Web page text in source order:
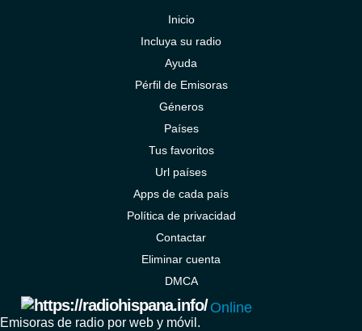
Inicio
Incluya su radio
Ayuda
Pérfil de Emisoras
Géneros
Países
Tus favoritos
Url países
Apps de cada país
Política de privacidad
Contactar
Eliminar cuenta
DMCA
Online
Emisoras de radio por web y móvil.